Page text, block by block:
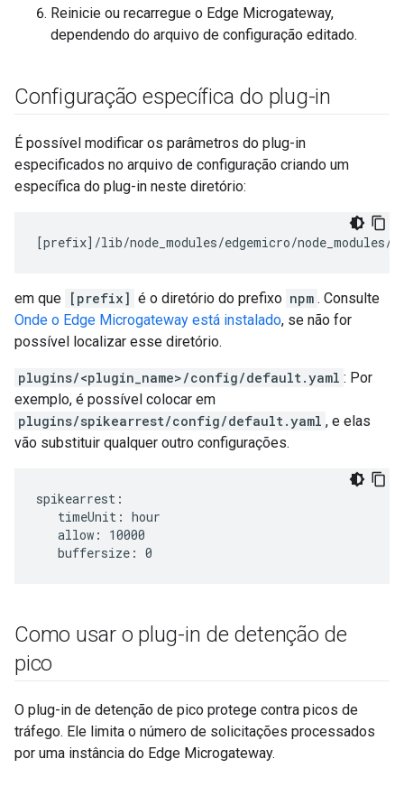
Reinicie ou recarregue o Edge Microgateway,
dependendo do arquivo de configuração editado.
Configuração específica do plug-in
É possível modificar os parâmetros do plug-in
especificados no arquivo de configuração criando um
específica do plug-in neste diretório:
[prefix]/lib/node_modules/edgemicro/node_modules/
em que [prefix] é o diretório do prefixo npm . Consulte
Onde o Edge Microgateway está instalado, se não for
possível localizar esse diretório.
plugins/<plugin_name>/config/default.yaml : Por
exemplo, é possível colocar em
plugins/spikearrest/config/default.yaml , e elas
vão substituir qualquer outro configurações.
spikearrest:
   timeUnit: hour
   allow: 10000
   buffersize: 0
Como usar o plug-in de detenção de
pico
O plug-in de detenção de pico protege contra picos de
tráfego. Ele limita o número de solicitações processados
por uma instância do Edge Microgateway.